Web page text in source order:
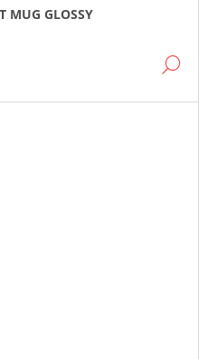
MUG GLOSSY